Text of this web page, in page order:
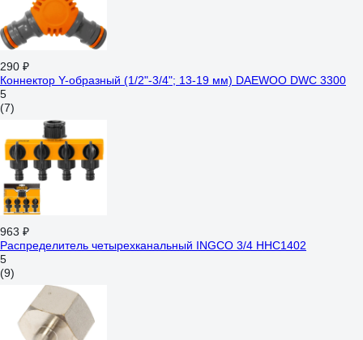
290 ₽
Коннектор Y-образный (1/2"-3/4"; 13-19 мм) DAEWOO DWC 3300
5
(7)
963 ₽
Распределитель четырехканальный INGCO 3/4 HHC1402
5
(9)